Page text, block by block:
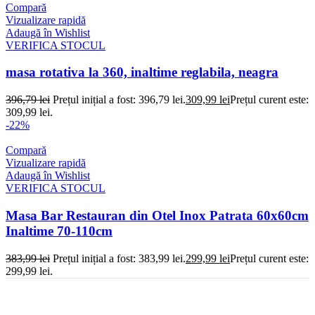
Compară
Vizualizare rapidă
Adaugă în Wishlist
VERIFICA STOCUL
masa rotativa la 360, inaltime reglabila, neagra
396,79lei Prețul inițial a fost: 396,79 lei.309,99 leiPrețul curent este:
309,99 lei.
-22%
Compară
Vizualizare rapidă
Adaugă în Wishlist
VERIFICA STOCUL
Masa Bar Restauran din Otel Inox Patrata 60x60cm
Inaltime 70-110cm
383,99lei Prețul inițial a fost: 383,99 lei.299,99 leiPrețul curent este:
299,99 lei.